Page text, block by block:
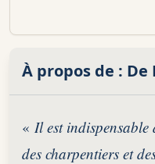
À propos de : De
« Il est indispensable
des charpentiers et